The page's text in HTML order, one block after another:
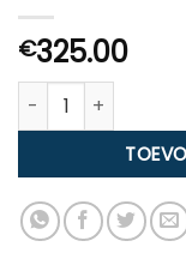
€325.00
Hayward